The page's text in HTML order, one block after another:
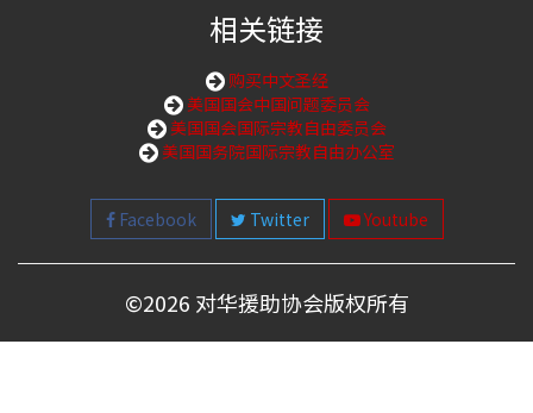
相关链接
购买中文圣经
美国国会中国问题委员会
美国国会国际宗教自由委员会
美国国务院国际宗教自由办公室
Facebook Twitter Youtube
©2026 对华援助协会版权所有